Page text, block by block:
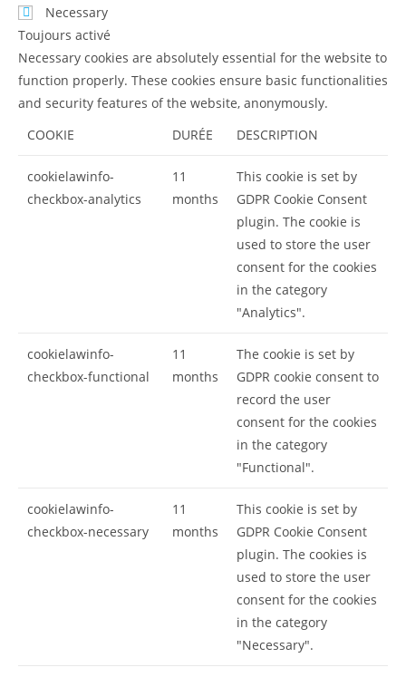
Necessary
Toujours activé
Necessary cookies are absolutely essential for the website to
function properly. These cookies ensure basic functionalities
and security features of the website, anonymously.
COOKIE
DURÉE DESCRIPTION
cookielawinfo-
checkbox-analytics
11
months
This cookie is set by
GDPR Cookie Consent
plugin. The cookie is
used to store the user
consent for the cookies
in the category
"Analytics".
cookielawinfo-
checkbox-functional
11
months
The cookie is set by
GDPR cookie consent to
record the user
consent for the cookies
in the category
"Functional".
cookielawinfo-
checkbox-necessary
11
months
This cookie is set by
GDPR Cookie Consent
plugin. The cookies is
used to store the user
consent for the cookies
in the category
"Necessary".